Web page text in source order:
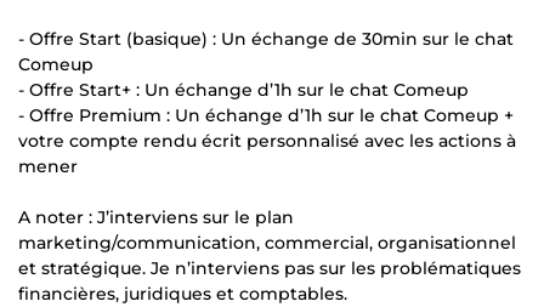
- Offre Start (basique) : Un échange de 30min sur le chat
Comeup
- Offre Start+ : Un échange d’1h sur le chat Comeup
- Offre Premium : Un échange d’1h sur le chat Comeup +
votre compte rendu écrit personnalisé avec les actions à
mener
A noter : J’interviens sur le plan
marketing/communication, commercial, organisationnel
et stratégique. Je n’interviens pas sur les problématiques
financières, juridiques et comptables.